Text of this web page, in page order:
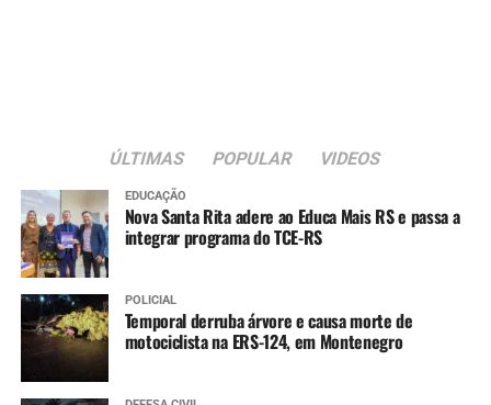
ÚLTIMAS POPULAR VIDEOS
EDUCAÇÃO
Nova Santa Rita adere ao Educa Mais RS e passa a
integrar programa do TCE-RS
POLICIAL
Temporal derruba árvore e causa morte de
motociclista na ERS-124, em Montenegro